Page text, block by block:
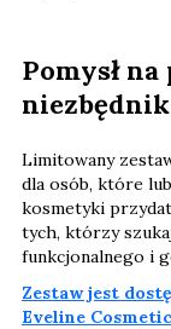
Pomysł
niezbędnik
Limitowany
dla osób, które
kosmetyki
tych, którzy
funkcjonalnego i
Zestaw jest
Eveline